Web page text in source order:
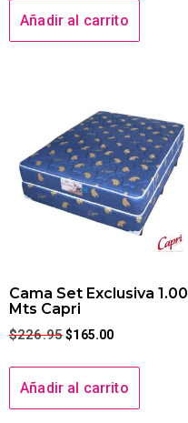
Añadir al carrito
Cama Set Exclusiva 1.00
Mts Capri
$226.95 $165.00
Añadir al carrito